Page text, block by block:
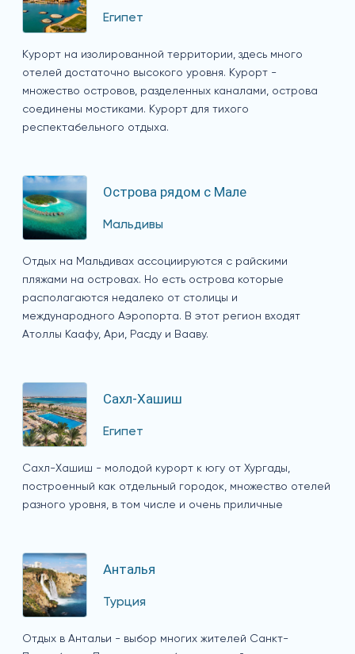
Египет
Курорт на изолированной территории, здесь много
отелей достаточно высокого уровня. Курорт -
множество островов, разделенных каналами, острова
соединены мостиками. Курорт для тихого
респектабельного отдыха.
Острова рядом с Мале
Мальдивы
Отдых на Мальдивах ассоциируются с райскими
пляжами на островах. Но есть острова которые
располагаются недалеко от столицы и
международного Аэропорта. В этот регион входят
Атоллы Каафу, Ари, Расду и Вааву.
Сахл-Хашиш
Египет
Сахл-Хашиш - молодой курорт к югу от Хургады,
построенный как отдельный городок, множество отелей
разного уровня, в том числе и очень приличные
Анталья
Турция
Отдых в Антальи - выбор многих жителей Санкт-